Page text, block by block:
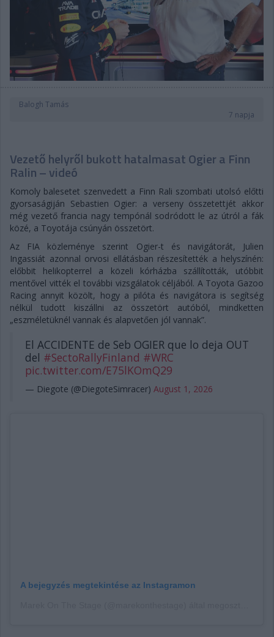
Balogh Tamás
7 napja
Vezető helyről bukott hatalmasat Ogier a Finn
Ralin – videó
Komoly balesetet szenvedett a Finn Rali szombati utolsó előtti
gyorsaságiján Sebastien Ogier: a verseny összetettjét akkor
még vezető francia nagy tempónál sodródott le az útról a fák
közé, a Toyotája csúnyán összetört.
Az FIA közleménye szerint Ogier-t és navigátorát, Julien
Ingassiát azonnal orvosi ellátásban részesítették a helyszínén:
előbbit helikopterrel a közeli kórházba szállították, utóbbit
mentővel vitték el további vizsgálatok céljából. A Toyota Gazoo
Racing annyit közölt, hogy a pilóta és navigátora is segítség
nélkül tudott kiszállni az összetört autóból, mindketten
„eszméletüknél vannak és alapvetően jól vannak”.
El ACCIDENTE de Seb OGIER que lo deja OUT
del #SectoRallyFinland #WRC
pic.twitter.com/E75lKOmQ29
— Diegote (@DiegoteSimracer) August 1, 2026
A bejegyzés megtekintése az Instagramon